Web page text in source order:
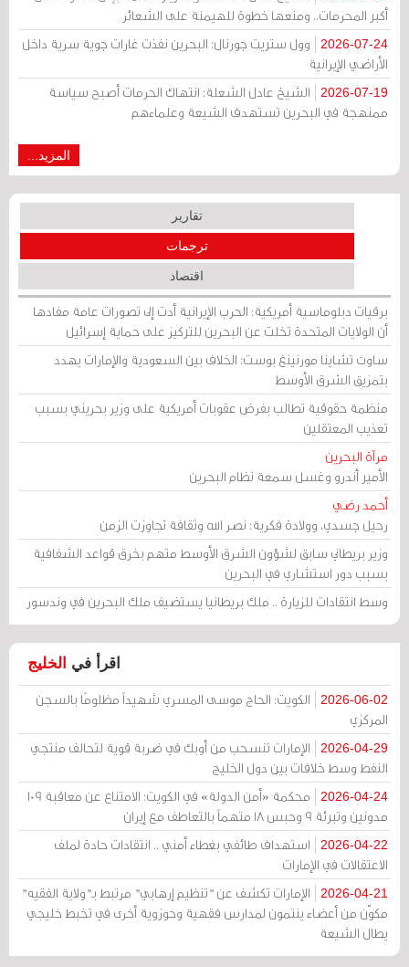
أكبر المحرمات.. ومنعها خطوة للهيمنة على الشعائر
2026-07-24
وول ستريت جورنال: البحرين نفذت غارات جوية سرية داخل
الأراضي الإيرانية
2026-07-19
الشيخ عادل الشعلة: انتهاك الحرمات أصبح سياسة
ممنهجة في البحرين تستهدف الشيعة وعلماءهم
المزيد...
تقارير
ترجمات
اقتصاد
برقيات دبلوماسية أمريكية: الحرب الإيرانية أدت إلى تصورات عامة مفادها
أن الولايات المتحدة تخلت عن البحرين للتركيز على حماية إسرائيل
ساوث تشاينا مورنينغ بوست: الخلاف بين السعودية والإمارات يهدد
بتمزيق الشرق الأوسط
منظمة حقوقية تطالب بفرض عقوبات أمريكية على وزير بحريني بسبب
تعذيب المعتقلين
مرآة البحرين
الأمير أندرو وغسل سمعة نظام البحرين
أحمد رضي
رحيل جسدي، وولادة فكرية: نصر الله وثقافة تجاوزت الزمن
وزير بريطاني سابق لشؤون الشرق الأوسط متهم بخرق قواعد الشفافية
بسبب دور استشاري في البحرين
وسط انتقادات للزيارة .. ملك بريطانيا يستضيف ملك البحرين في وندسور
اقرأ في الخليج
2026-06-02
الكويت: الحاج موسى المسري شهيداً مظلومًا بالسجن
المركزي
2026-04-29
الإمارات تنسحب من أوبك في ضربة قوية لتحالف منتجي
النفط وسط خلافات بين دول الخليج
2026-04-24
محكمة «أمن الدولة» في الكويت: الامتناع عن معاقبة 109
مدونين وتبرئة 9 وحبس 18 متهماً بالتعاطف مع إيران
2026-04-22
استهداف طائفي بغطاء أمني .. انتقادات حادة لملف
الاعتقالات في الإمارات
2026-04-21
الإمارات تكشف عن "تنظيم إرهابي" مرتبط بـ"ولاية الفقيه"
مكوّن من أعضاء ينتمون لمدارس فقهية وحوزوية أخرى في تخبط خليجي
يطال الشيعة